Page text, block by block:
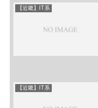
【近畿】IT系
【近畿】IT系